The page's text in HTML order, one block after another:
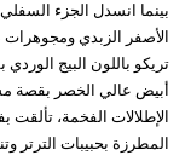
بينما انسدل الجزء
الأصفر الزبدي
تريكو باللون البيج
أبيض عالي الخصر بقصة
الإطلالات الفخمة،
المطرزة بحبيبات الترتر